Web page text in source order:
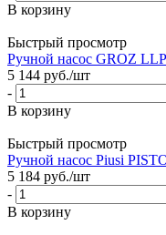
В корзину
Быстрый просмотр
Ручной насос GROZ
5 144 руб./шт
-
В корзину
Быстрый просмотр
Ручной насос Piusi
5 184 руб./шт
-
В корзину